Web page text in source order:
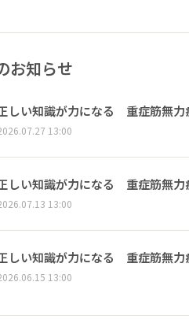
お知らせ
しい知識が力になる 重症筋無力
13:00
しい知識が力になる 重症筋無力
13:00
しい知識が力になる 重症筋無力
13:00